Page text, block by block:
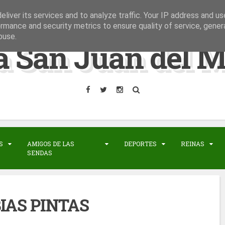
San Juan del
AMIGOS DE LAS
SENDAS
DEPORTES REINAS
PINTAS
its services and to analyze traffic. Your IP address and
and security metrics to ensure quality of service,